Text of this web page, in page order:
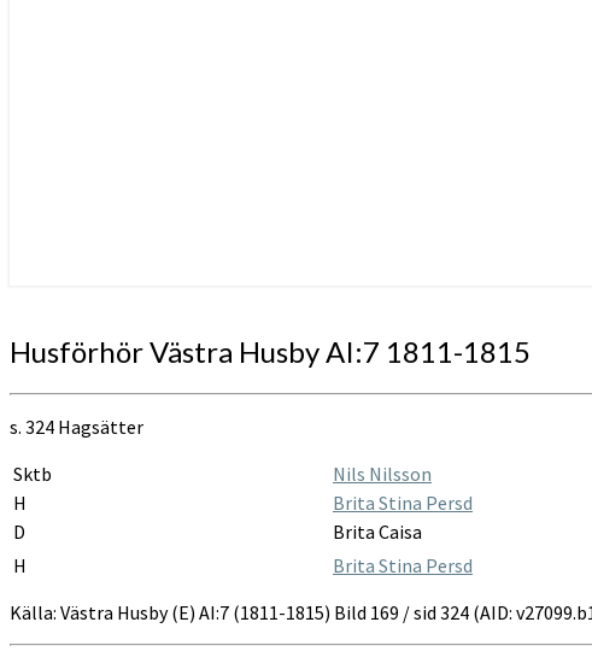
Husförhör
Västra
Husby
AI:7
1811-
1815
Husförhör Västra Husby AI:7 1811-1815
s. 324 Hagsätter
Sktb
Nils Nilsson
H
Brita Stina Persd
D
Brita Caisa
H
Brita Stina Persd
Källa: Västra Husby (E) AI:7 (1811-1815) Bild 169 / sid 324 (AID: